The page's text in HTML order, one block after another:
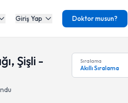
Giriş Yap Doktor musun?
Şişli -
Sıralama
Akıllı Sıralama